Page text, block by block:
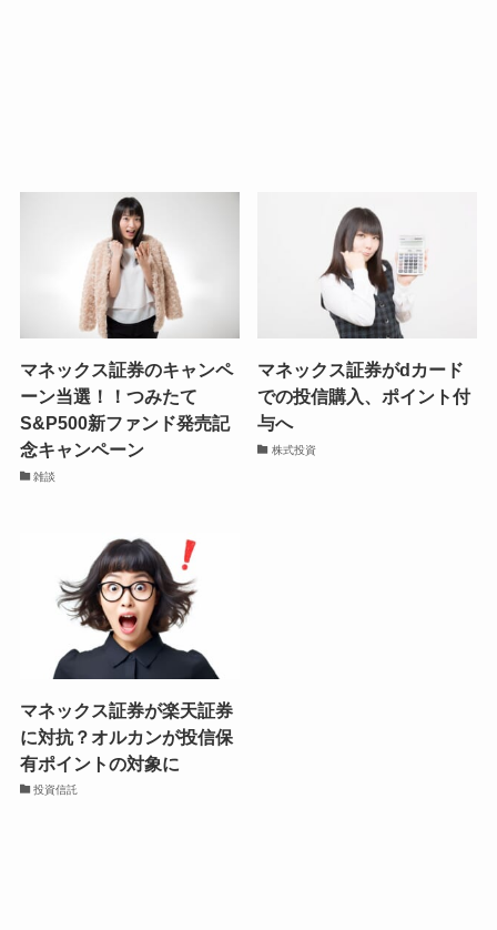
マネックス証券のキャンペ
ーン当選！！つみたて
S&P500新ファンド発売記
念キャンペーン
雑談
マネックス証券がdカード
での投信購入、ポイント付
与へ
株式投資
マネックス証券が楽天証券
に対抗？オルカンが投信保
有ポイントの対象に
投資信託